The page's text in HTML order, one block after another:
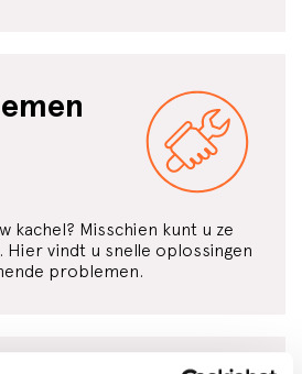
kachel? Misschien kunt u ze
vindt u snelle oplossingen
problemen.